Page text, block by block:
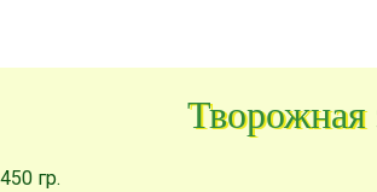
Творожная
гр.